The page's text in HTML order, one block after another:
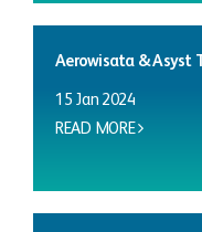
Aerowisata & Asyst
15 Jan 2024
READ MORE